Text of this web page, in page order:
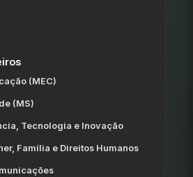
(MEC)
(MS)
Tecnologia e Inovação
Família e Direitos Humanos